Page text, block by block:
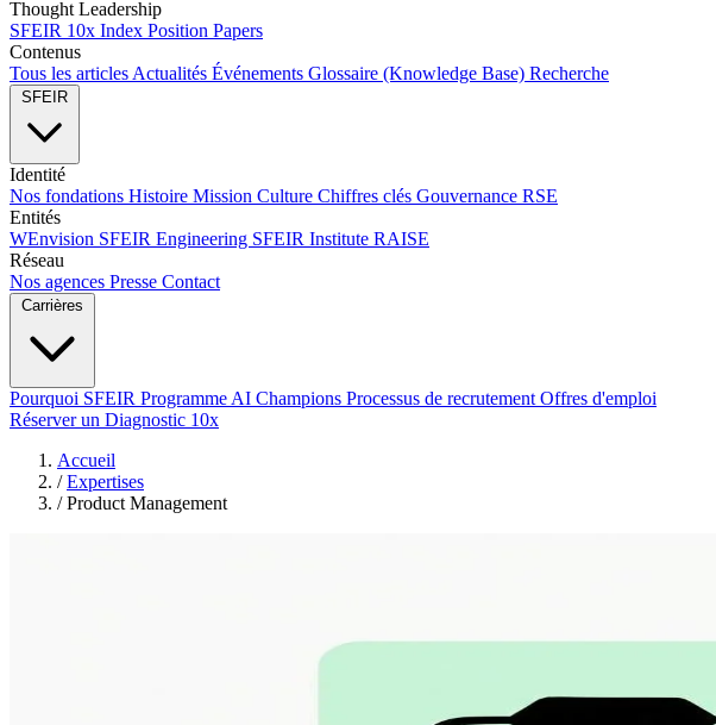
Thought Leadership
SFEIR 10x Index Position Papers
Contenus
Tous les articles Actualités Événements Glossaire (Knowledge Base) Recherche
SFEIR
Identité
Nos fondations Histoire Mission Culture Chiffres clés Gouvernance RSE
Entités
WEnvision SFEIR Engineering SFEIR Institute RAISE
Réseau
Nos agences Presse Contact
Carrières
Pourquoi SFEIR Programme AI Champions Processus de recrutement Offres d'emploi
Réserver un Diagnostic 10x
Accueil
/ Expertises
/ Product Management